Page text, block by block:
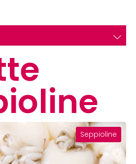
Seppioline